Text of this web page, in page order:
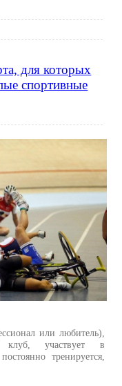
для которых
спортивные
или любитель),
клуб, участвует в
тренируется,